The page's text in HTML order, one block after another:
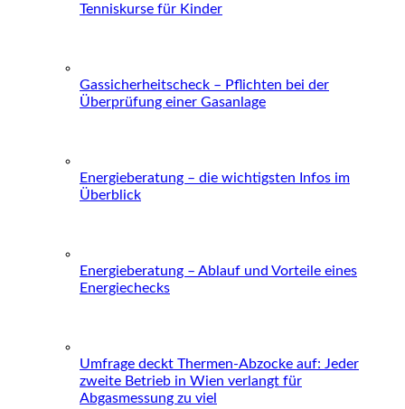
Tenniskurse für Kinder
Gassicherheitscheck – Pflichten bei der
Überprüfung einer Gasanlage
Energieberatung – die wichtigsten Infos im
Überblick
Energieberatung – Ablauf und Vorteile eines
Energiechecks
Umfrage deckt Thermen-Abzocke auf: Jeder
zweite Betrieb in Wien verlangt für
Abgasmessung zu viel